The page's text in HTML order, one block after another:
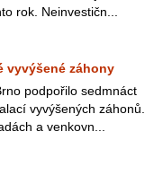
rok. Neinvestičn...
vyvýšené záhony
podpořilo sedmnáct
vyvýšených záhonů.
a venkovn...